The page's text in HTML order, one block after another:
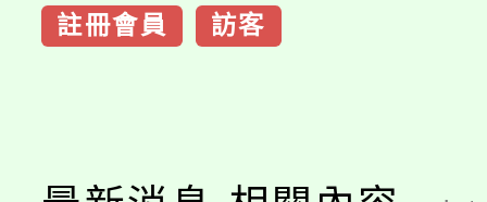
註冊會員 訪客